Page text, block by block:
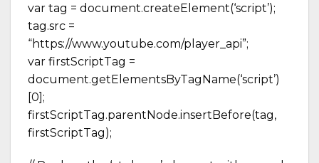
var tag = document.createElement(‘script’);
tag.src =
“https://www.youtube.com/player_api”;
var firstScriptTag =
document.getElementsByTagName(‘script’)
[0];
firstScriptTag.parentNode.insertBefore(tag,
firstScriptTag);